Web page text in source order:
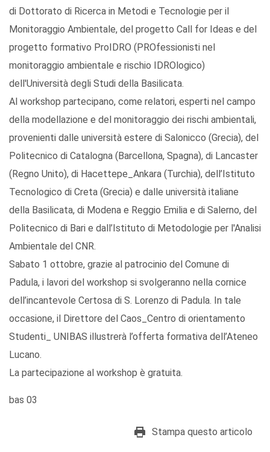
di Dottorato di Ricerca in Metodi e Tecnologie per il
Monitoraggio Ambientale, del progetto Call for Ideas e del
progetto formativo ProIDRO (PROfessionisti nel
monitoraggio ambientale e rischio IDROlogico)
dell'Università degli Studi della Basilicata.
Al workshop partecipano, come relatori, esperti nel campo
della modellazione e del monitoraggio dei rischi ambientali,
provenienti dalle università estere di Salonicco (Grecia), del
Politecnico di Catalogna (Barcellona, Spagna), di Lancaster
(Regno Unito), di Hacettepe_Ankara (Turchia), dell’Istituto
Tecnologico di Creta (Grecia) e dalle università italiane
della Basilicata, di Modena e Reggio Emilia e di Salerno, del
Politecnico di Bari e dall’Istituto di Metodologie per l'Analisi
Ambientale del CNR.
Sabato 1 ottobre, grazie al patrocinio del Comune di
Padula, i lavori del workshop si svolgeranno nella cornice
dell’incantevole Certosa di S. Lorenzo di Padula. In tale
occasione, il Direttore del Caos_Centro di orientamento
Studenti_ UNIBAS illustrerà l’offerta formativa dell’Ateneo
Lucano.
La partecipazione al workshop è gratuita.
bas 03
Stampa questo articolo